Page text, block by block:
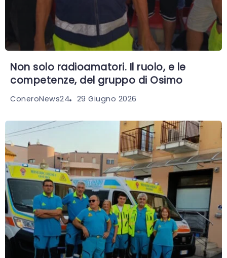
Non solo radioamatori. Il ruolo, e le
competenze, del gruppo di Osimo
ConeroNews24 29 Giugno 2026